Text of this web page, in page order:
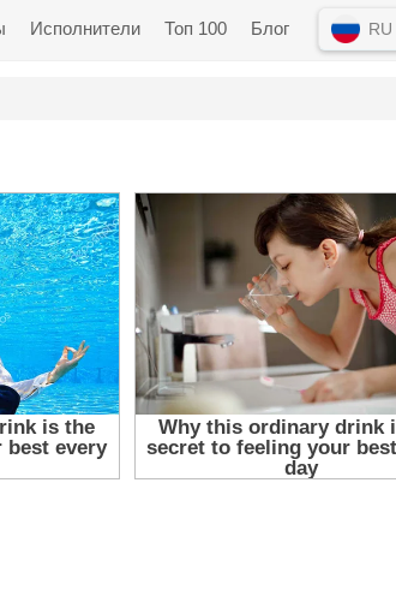
Исполнители Топ 100 Блог RU